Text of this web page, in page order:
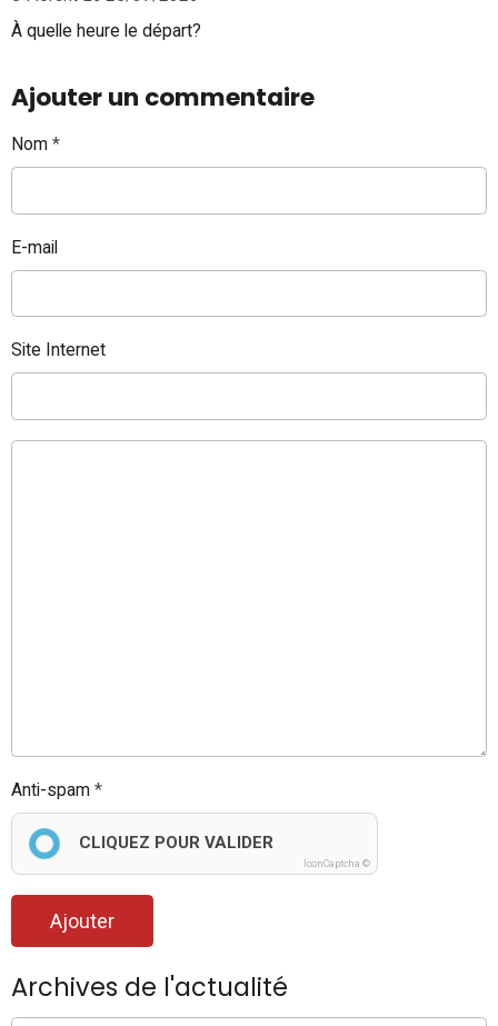
À quelle heure le départ?
Ajouter un commentaire
Nom
E-mail
Site Internet
Anti-spam
CLIQUEZ POUR VALIDER
IconCaptcha ©
Ajouter
Archives de l'actualité